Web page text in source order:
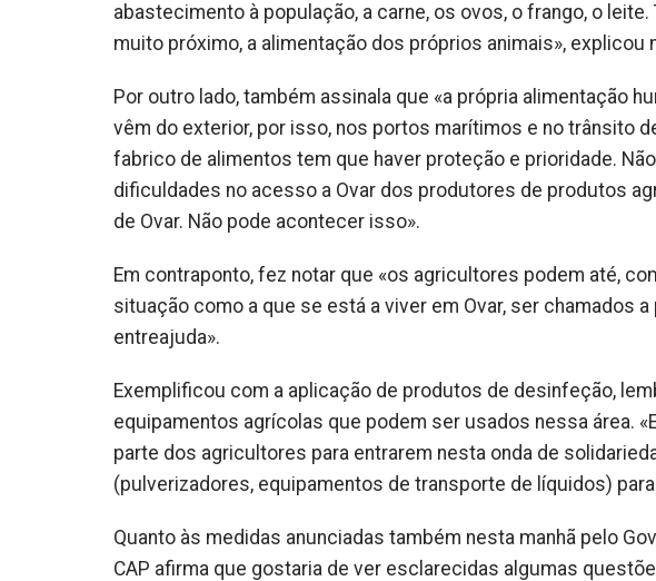
abastecimento à população, a carne, os ovos, o frango, o
muito próximo, a alimentação dos próprios animais», explicou
Por outro lado, também assinala que «a própria alimentação
vêm do exterior, por isso, nos portos marítimos e no trânsito
fabrico de alimentos tem que haver proteção e prioridade.
dificuldades no acesso a Ovar dos produtores de produtos
de Ovar. Não pode acontecer isso».
Em contraponto, fez notar que «os agricultores podem até,
situação como a que se está a viver em Ovar, ser chamados
entreajuda».
Exemplificou com a aplicação de produtos de desinfeção,
equipamentos agrícolas que podem ser usados nessa área.
parte dos agricultores para entrarem nesta onda de
(pulverizadores, equipamentos de transporte de líquidos)
Quanto às medidas anunciadas também nesta manhã pelo
CAP afirma que gostaria de ver esclarecidas algumas